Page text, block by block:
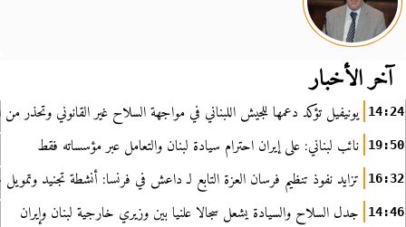
آخر الأخبار
14:24 يونيفيل تؤكد دعمها للجيش اللبناني في مواجهة السلاح غير القانوني وتحذر من
19:50 نائب لبناني: على إيران احترام سيادة لبنان والتعامل عبر مؤسساته فقط
16:32 تزايد نفوذ تنظيم فرسان العزة التابع لـ داعش في فرنسا: أنشطة تجنيد
14:46 جدل السلاح والسيادة يشعل سجالا علنيا بين وزيري خارجية لبنان وإيران